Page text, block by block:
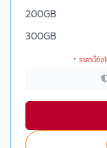
200GB
300GB
* ราคานี้ยัง